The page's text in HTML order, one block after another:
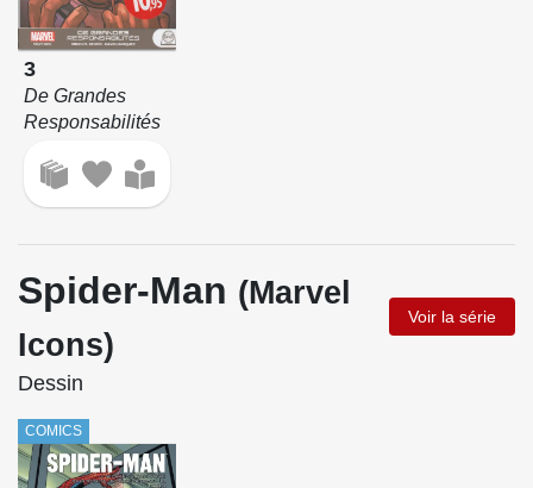
3
De Grandes
Responsabilités
Spider-Man (Marvel
Icons)
Voir la série
Dessin
COMICS